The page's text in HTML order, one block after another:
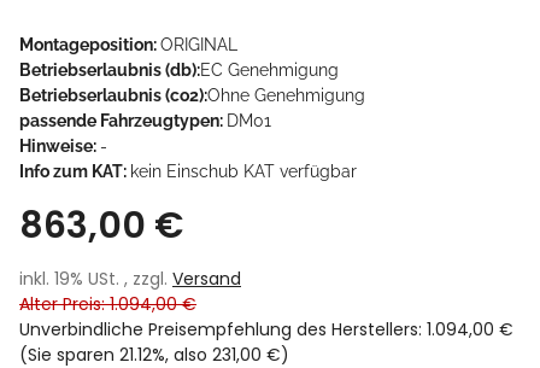
Montageposition:ORIGINAL
Betriebserlaubnis (db):EC Genehmigung
Betriebserlaubnis (co2):Ohne Genehmigung
passende Fahrzeugtypen: DM01
Hinweise: -
Info zum KAT: kein Einschub KAT verfügbar
863,00 €
inkl. 19% USt. , zzgl. Versand
Alter Preis: 1.094,00 €
Unverbindliche Preisempfehlung des Herstellers: 1.094,00 €
(Sie sparen 21.12%, also 231,00 €)